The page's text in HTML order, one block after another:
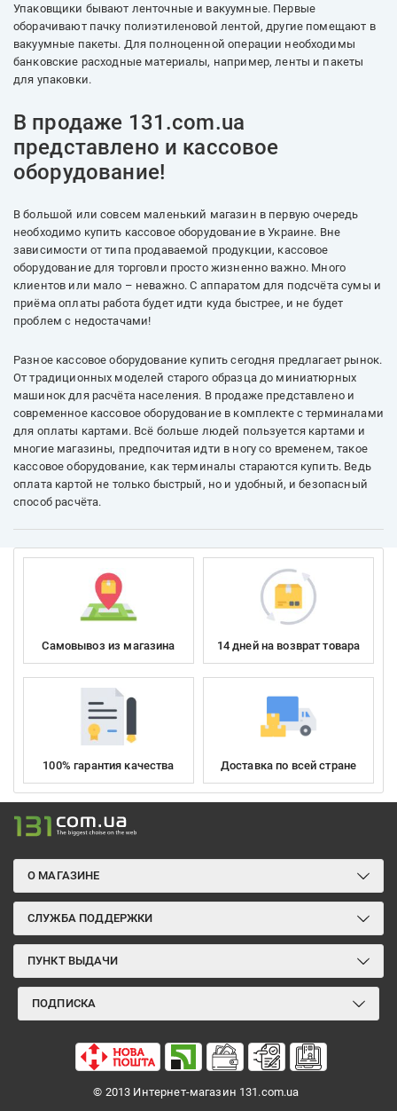
Упаковщики бывают ленточные и вакуумные. Первые
оборачивают пачку полиэтиленовой лентой, другие помещают в
вакуумные пакеты. Для полноценной операции необходимы
банковские расходные материалы, например, ленты и пакеты
для упаковки.
В продаже 131.com.ua
представлено и кассовое
оборудование!
В большой или совсем маленький магазин в первую очередь
необходимо купить кассовое оборудование в Украине. Вне
зависимости от типа продаваемой продукции, кассовое
оборудование для торговли просто жизненно важно. Много
клиентов или мало – неважно. С аппаратом для подсчёта сумы и
приёма оплаты работа будет идти куда быстрее, и не будет
проблем с недостачами!
Разное кассовое оборудование купить сегодня предлагает рынок.
От традиционных моделей старого образца до миниатюрных
машинок для расчёта населения. В продаже представлено и
современное кассовое оборудование в комплекте с терминалами
для оплаты картами. Всё больше людей пользуется картами и
многие магазины, предпочитая идти в ногу со временем, такое
кассовое оборудование, как терминалы стараются купить. Ведь
оплата картой не только быстрый, но и удобный, и безопасный
способ расчёта.
Самовывоз из магазина 14 дней на возврат товара
100% гарантия качества Доставка по всей стране
О МАГАЗИНЕ
СЛУЖБА ПОДДЕРЖКИ
ПУНКТ ВЫДАЧИ
ПОДПИСКА
© 2013 Интернет-магазин 131.com.ua